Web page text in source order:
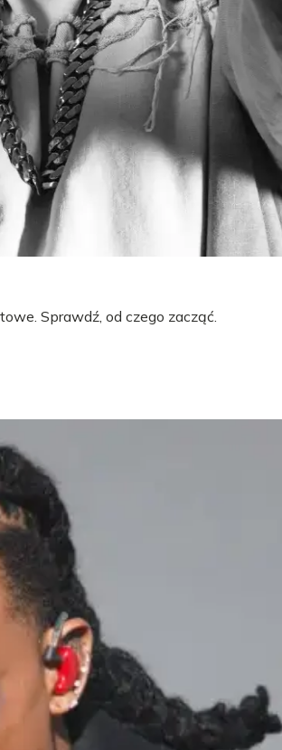
Sprawdź, od czego zacząć.